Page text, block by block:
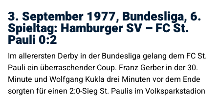
3. September 1977, Bundesliga, 6.
Spieltag: Hamburger SV – FC St.
Pauli 0:2
Im allerersten Derby in der Bundesliga gelang dem FC St.
Pauli ein überraschender Coup. Franz Gerber in der 30.
Minute und Wolfgang Kukla drei Minuten vor dem Ende
sorgten für einen 2:0-Sieg St. Paulis im Volksparkstadion